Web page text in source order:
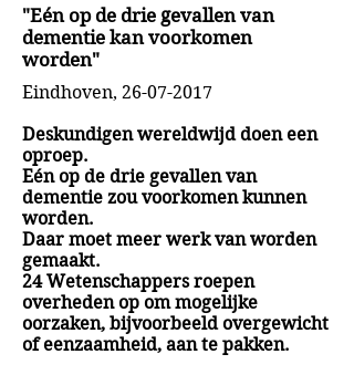
"Eén op de drie gevallen van
dementie kan voorkomen
worden"
Eindhoven, 26-07-2017
Deskundigen wereldwijd doen een
oproep.
Eén op de drie gevallen van
dementie zou voorkomen kunnen
worden.
Daar moet meer werk van worden
gemaakt.
24 Wetenschappers roepen
overheden op om mogelijke
oorzaken, bijvoorbeeld overgewicht
of eenzaamheid, aan te pakken.